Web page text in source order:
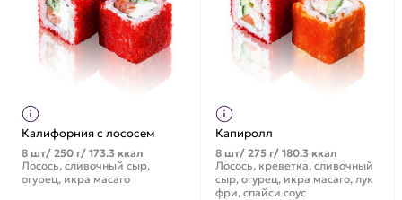
Калифорния с лососем
8 шт/ 250 г/ 173.3 ккал
Лосось, сливочный сыр,
огурец, икра масаго
Капиролл
8 шт/ 275 г/ 180.3 ккал
Лосось, креветка, сливочный
сыр, огурец, икра масаго, лук
фри, спайси соус